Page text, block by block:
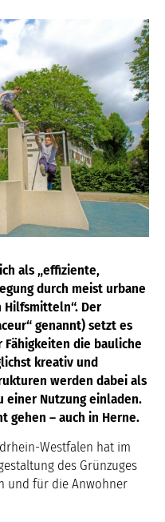
als „effiziente,
durch meist urbane
Hilfsmitteln“. Der
genannt) setzt es
Fähigkeiten die bauliche
kreativ und
werden dabei als
einer Nutzung einladen.
gehen – auch in Herne.
Westfalen hat im
des Grünzuges
und für die Anwohner